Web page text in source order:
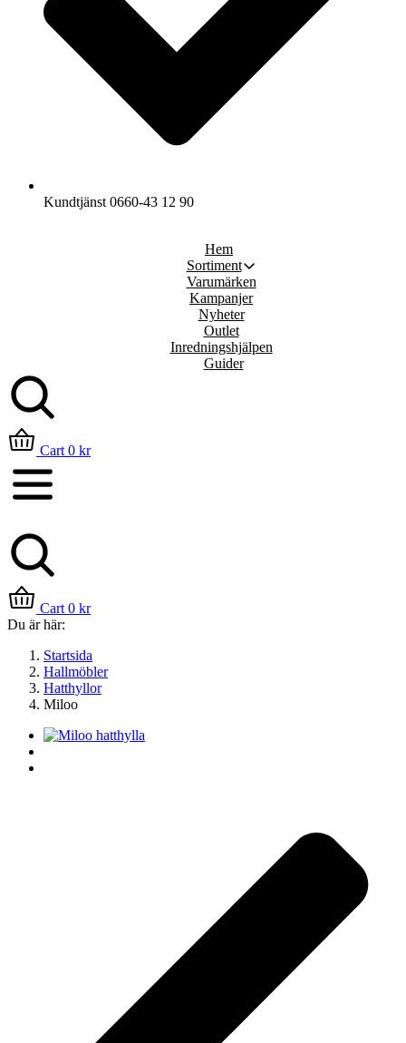
Kundtjänst 0660-43 12 90
Hem
Sortiment
Varumärken
Kampanjer
Nyheter
Outlet
Inredningshjälpen
Guider
Cart 0 kr
Cart 0 kr
Du är här:
Startsida
Hallmöbler
Hatthyllor
Miloo